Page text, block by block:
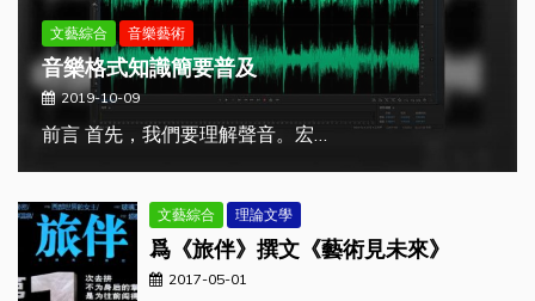
文藝綜合 音樂藝術
音樂格式知識簡要普及
2019-10-09
前言 首先，我們要理解聲音。宏…
文藝綜合 理論文學
爲《旅伴》撰文《藝術見未來》
2017-05-01